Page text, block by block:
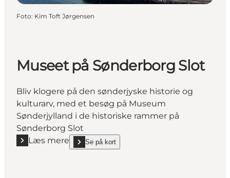
Foto: Kim Toft Jørgensen
Museet på Sønderborg Slot
Bliv klogere på den sønderjyske historie og
kulturarv, med et besøg på Museum
Sønderjylland i de historiske rammer på
Sønderborg Slot
Læs mere
Læs mere "Museet på Sønderborg Slot"
Se på kort
show Museet på Sønderborg Slot on_map